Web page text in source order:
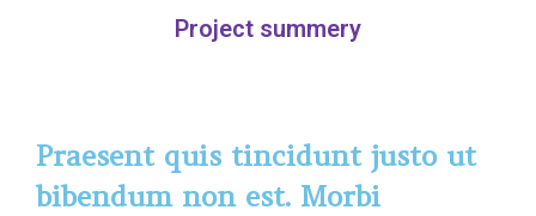
Project summery
Praesent quis tincidunt justo ut
bibendum non est. Morbi